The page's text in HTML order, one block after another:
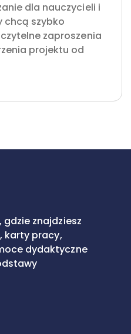
dla nauczycieli i
chcą szybko
zaproszenia
projektu od
znajdziesz
karty pracy,
dydaktyczne